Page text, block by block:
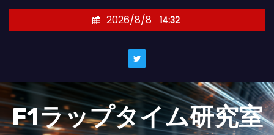
キ
2026/8/8 14:32
F1ラップタイム研究室